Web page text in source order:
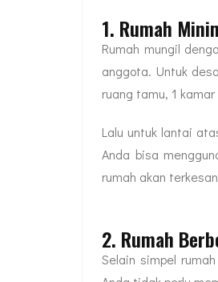
1. Rumah
Rumah mungil
anggota. Untuk
ruang tamu, 1
Lalu untuk lantai
Anda bisa
rumah akan
2. Rumah
Selain simpel